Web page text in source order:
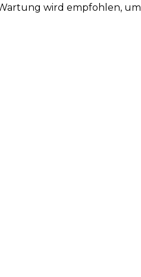
wird empfohlen, um